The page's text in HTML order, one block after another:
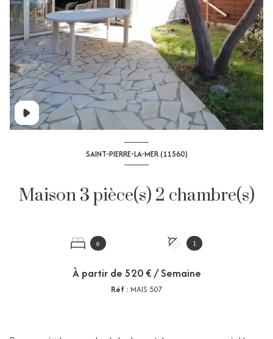
SAINT-PIERRE-LA-MER (11560)
Maison 3 pièce(s) 2 chambre(s)
6 1
À partir de 520 € / Semaine
Réf : MAIS 507